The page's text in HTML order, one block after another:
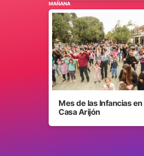
MAÑANA
Mes de las Infancias en
Casa Arijón